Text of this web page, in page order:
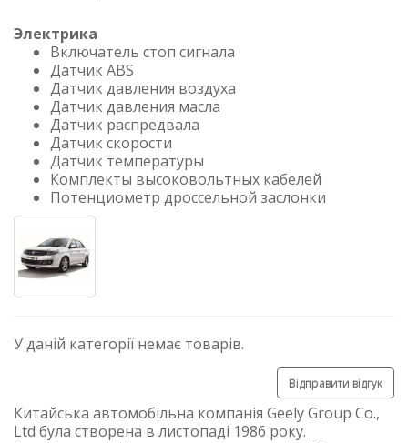
Электрика
Включатель стоп сигнала
Датчик ABS
Датчик давления воздуха
Датчик давления масла
Датчик распредвала
Датчик скорости
Датчик температуры
Комплекты высоковольтных кабелей
Потенциометр дроссельной заслонки
У даній категорії немає товарів.
Відправити відгук
Китайська автомобільна компанія Geely Group Co.,
Ltd була створена в листопаді 1986 року.